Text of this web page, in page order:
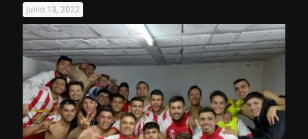
junio 13, 2022